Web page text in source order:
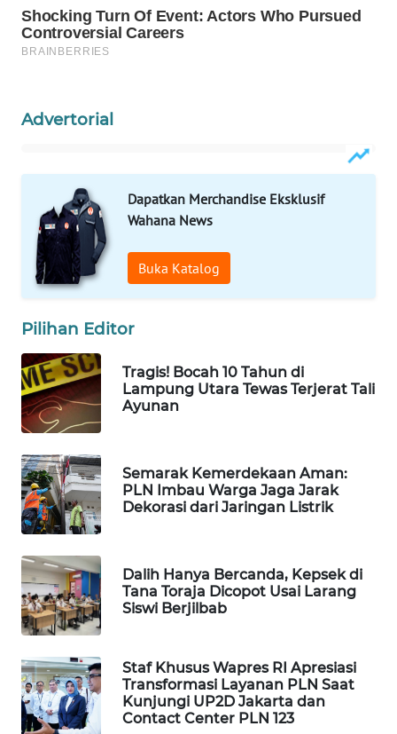
Advertorial
Dapatkan Merchandise Eksklusif
Wahana News
Buka Katalog
Pilihan Editor
Tragis! Bocah 10 Tahun di
Lampung Utara Tewas Terjerat Tali
Ayunan
Semarak Kemerdekaan Aman:
PLN Imbau Warga Jaga Jarak
Dekorasi dari Jaringan Listrik
Dalih Hanya Bercanda, Kepsek di
Tana Toraja Dicopot Usai Larang
Siswi Berjilbab
Staf Khusus Wapres RI Apresiasi
Transformasi Layanan PLN Saat
Kunjungi UP2D Jakarta dan
Contact Center PLN 123
WAHANA
UMKM
SELEB
PERSONA
WAHANA
OTOMOTIF
WAHANA
WAHANA
DESA
WISATA
WAHANA
Wahana
Network
KONSUMEN
LISTRIK
MASYARAKAT
WALINKI
ID